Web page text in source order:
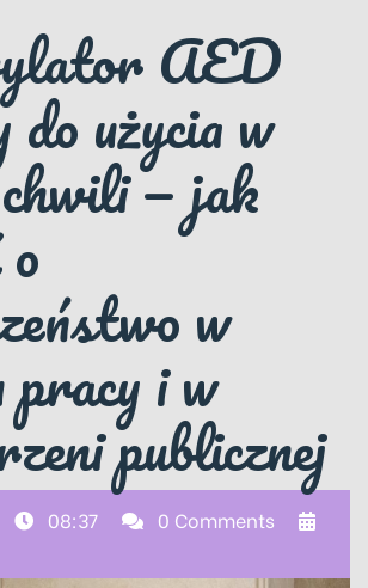
AED
użycia w
— jak
w
pracy i w
publicznej
08:37
0 Comments